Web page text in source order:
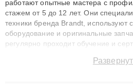
работают опытные мастера с
стажем от 5 до 12 лет. Они
техники бренда Brandt, используют
оборудование и оригинальные
регулярно проходит обучение и
технику с сохранением гарантии до